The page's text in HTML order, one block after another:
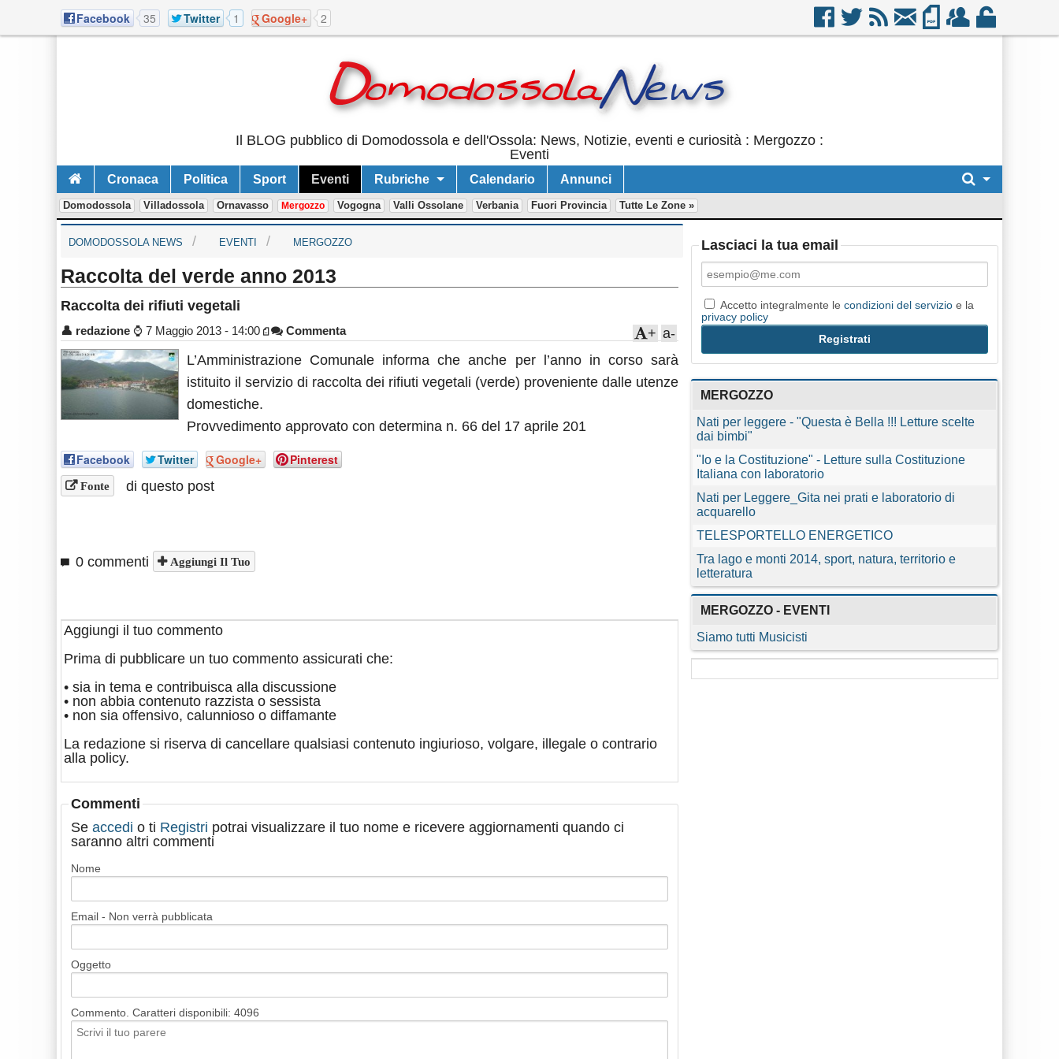
Facebook 35 Twitter 1 Google+ 2
Il BLOG pubblico di Domodossola e dell'Ossola: News, Notizie, eventi e curiosità : Mergozzo :
Eventi
Cronaca Politica Sport Eventi Rubriche Calendario Annunci
Domodossola Villadossola Ornavasso Mergozzo Vogogna Valli Ossolane Verbania Fuori Provincia Tutte Le Zone »
DOMODOSSOLA NEWS EVENTI MERGOZZO
Raccolta del verde anno 2013
Raccolta dei rifiuti vegetali
👤 redazione ⌚ 7 Maggio 2013 - 14:00 Commenta a-
+
L’Amministrazione Comunale informa che anche per l’anno in corso sarà
istituito il servizio di raccolta dei rifiuti vegetali (verde) proveniente dalle utenze
domestiche.
Provvedimento approvato con determina n. 66 del 17 aprile 201
Facebook Twitter Google+ Pinterest
Fonte di questo post
0 commenti Aggiungi Il Tuo
Aggiungi il tuo commento
Prima di pubblicare un tuo commento assicurati che:
• sia in tema e contribuisca alla discussione
• non abbia contenuto razzista o sessista
• non sia offensivo, calunnioso o diffamante
La redazione si riserva di cancellare qualsiasi contenuto ingiurioso, volgare, illegale o contrario
alla policy.
Commenti
Se accedi o ti Registri potrai visualizzare il tuo nome e ricevere aggiornamenti quando ci
saranno altri commenti
Nome
Email - Non verrà pubblicata
Oggetto
Commento. Caratteri disponibili: 4096
Lasciaci la tua email
Accetto integralmente lecondizioni del servizio e la
privacy policy
MERGOZZO
Nati per leggere - "Questa è Bella !!! Letture scelte
dai bimbi"
"Io e la Costituzione" - Letture sulla Costituzione
Italiana con laboratorio
Nati per Leggere_Gita nei prati e laboratorio di
acquarello
TELESPORTELLO ENERGETICO
Tra lago e monti 2014, sport, natura, territorio e
letteratura
MERGOZZO - EVENTI
Siamo tutti Musicisti